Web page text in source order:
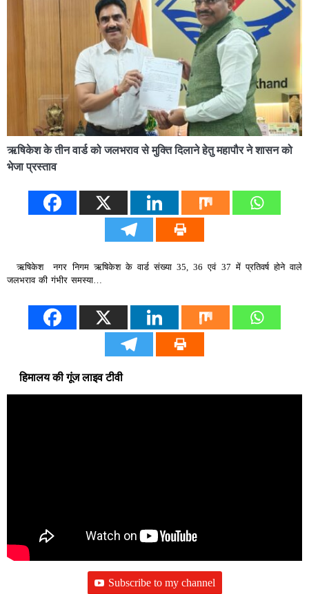
ऋषिकेश के तीन वार्ड को जलभराव से मुक्ति दिलाने हेतु महापौर ने शासन को
भेजा प्रस्ताव
ऋषिकेश नगर निगम ऋषिकेश के वार्ड संख्या 35, 36 एवं 37 में प्रतिवर्ष होने वाले
जलभराव की गंभीर समस्या…
हिमालय की गूंज लाइव टीवी
Subscribe to my channel